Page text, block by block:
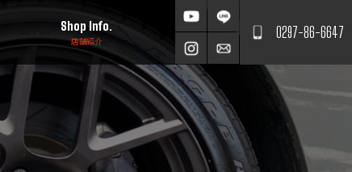
0297-86-6647
Shop Info.
店舗紹介